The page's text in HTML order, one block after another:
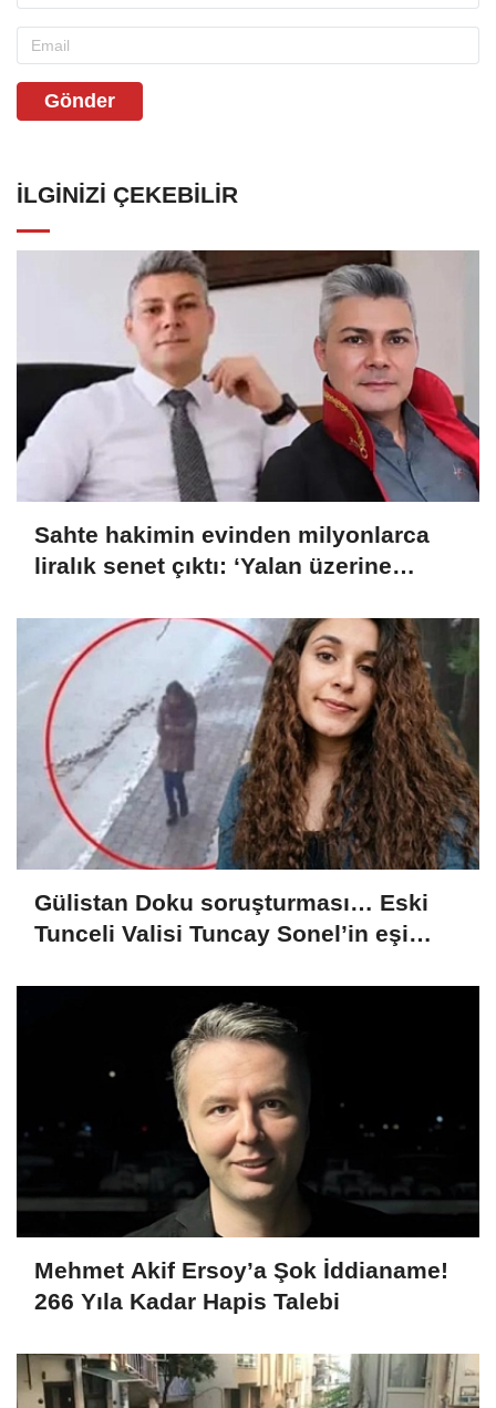
Gönder
İLGINIZI ÇEKEBILIR
Sahte hakimin evinden milyonlarca
liralık senet çıktı: ‘Yalan üzerine
Gülistan Doku soruşturması… Eski
Tunceli Valisi Tuncay Sonel’in eşi
Mehmet Akif Ersoy’a Şok İddianame!
266 Yıla Kadar Hapis Talebi